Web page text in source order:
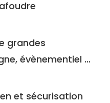
grandes
évènementiel …
et sécurisation